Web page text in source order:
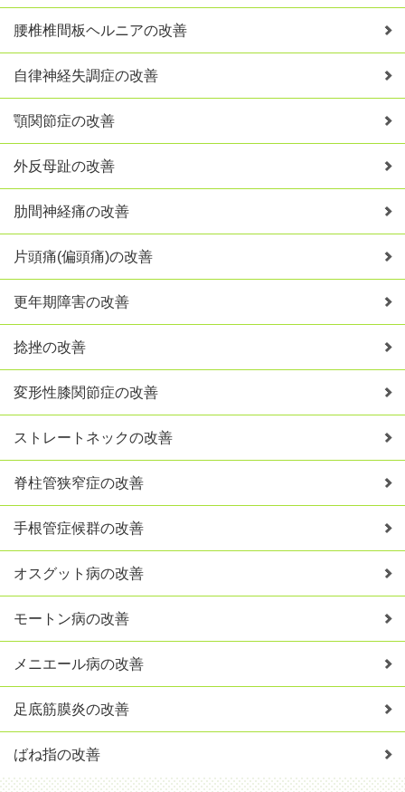
腰椎椎間板ヘルニアの改善
自律神経失調症の改善
顎関節症の改善
外反母趾の改善
肋間神経痛の改善
片頭痛(偏頭痛)の改善
更年期障害の改善
捻挫の改善
変形性膝関節症の改善
ストレートネックの改善
脊柱管狭窄症の改善
手根管症候群の改善
オスグット病の改善
モートン病の改善
メニエール病の改善
足底筋膜炎の改善
ばね指の改善